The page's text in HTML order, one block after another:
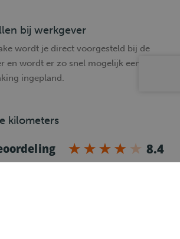
bij werkgever
wordt je direct voorgesteld bij de
en wordt er zo snel mogelijk een
ingepland.
kilometers
het papierwerk in orde en kun je je